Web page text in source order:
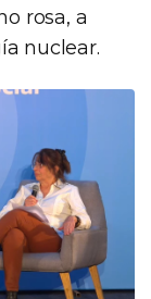
rosa, a
nuclear.